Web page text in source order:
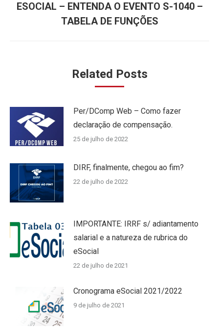
Próximo
post:
ESOCIAL – ENTENDA O EVENTO S-1040 –
TABELA DE FUNÇÕES
Related Posts
Per/DComp Web – Como fazer
declaração de compensação.
25 de julho de 2022
DIRF, finalmente, chegou ao fim?
22 de julho de 2022
IMPORTANTE: IRRF s/ adiantamento
salarial e a natureza de rubrica do
eSocial
22 de julho de 2021
Cronograma eSocial 2021/2022
9 de julho de 2021